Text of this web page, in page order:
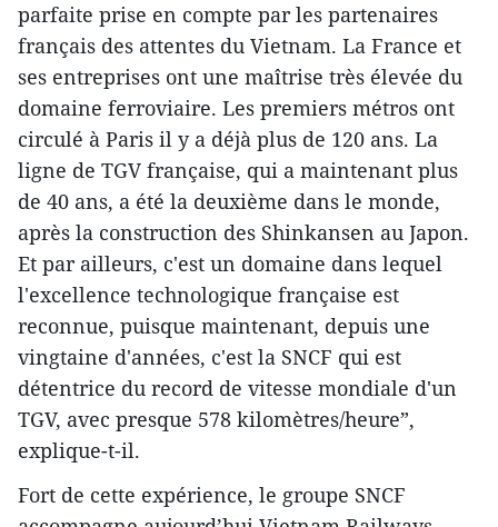
parfaite prise en compte par les partenaires
français des attentes du Vietnam. La France et
ses entreprises ont une maîtrise très élevée du
domaine ferroviaire. Les premiers métros ont
circulé à Paris il y a déjà plus de 120 ans. La
ligne de TGV française, qui a maintenant plus
de 40 ans, a été la deuxième dans le monde,
après la construction des Shinkansen au Japon.
Et par ailleurs, c'est un domaine dans lequel
l'excellence technologique française est
reconnue, puisque maintenant, depuis une
vingtaine d'années, c'est la SNCF qui est
détentrice du record de vitesse mondiale d'un
TGV, avec presque 578 kilomètres/heure”,
explique-t-il.
Fort de cette expérience, le groupe SNCF